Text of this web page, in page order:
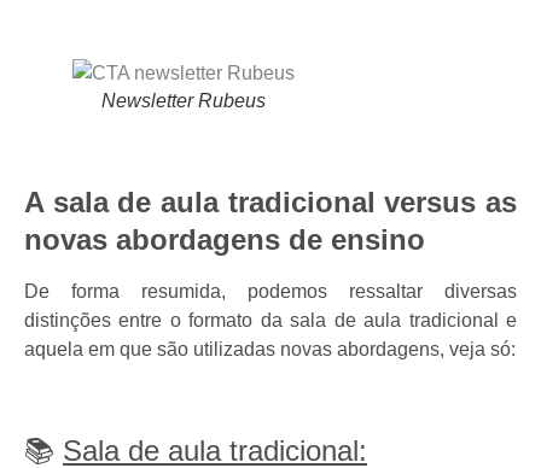
Newsletter Rubeus
A sala de aula tradicional versus as
novas abordagens de ensino
De forma resumida, podemos ressaltar diversas
distinções entre o formato da sala de aula tradicional e
aquela em que são utilizadas novas abordagens, veja só:
📚 Sala de aula tradicional: